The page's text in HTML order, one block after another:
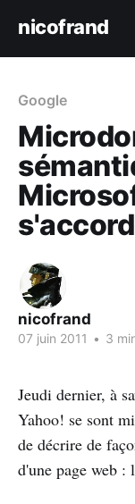
nicofrand
Google
nicofrand
07 juin 2011 • 3
Jeudi dernier, à
Yahoo! se sont
de décrire de
d'une page web :